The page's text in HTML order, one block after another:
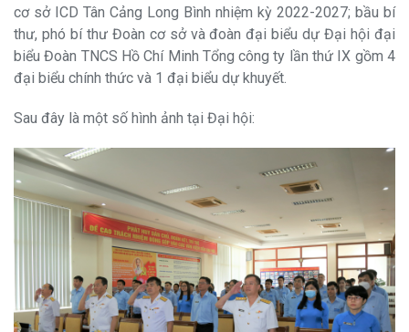
cơ sở ICD Tân Cảng Long Bình nhiệm kỳ 2022-2027; bầu bí
thư, phó bí thư Đoàn cơ sở và đoàn đại biểu dự Đại hội đại
biểu Đoàn TNCS Hồ Chí Minh Tổng công ty lần thứ IX gồm 4
đại biểu chính thức và 1 đại biểu dự khuyết.
Sau đây là một số hình ảnh tại Đại hội: